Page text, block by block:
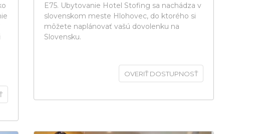
E75. Ubytovanie Hotel Stofing sa nachádza v
slovenskom meste Hlohovec, do ktorého si
môžete naplánovať vašú dovolenku na
Slovensku.
OVERIŤ DOSTUPNOSŤ